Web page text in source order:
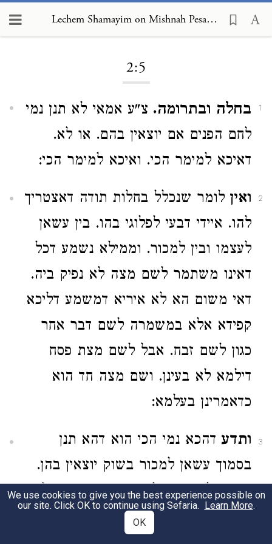
Lechem Shamayim on Mishnah Pesachim 2:5
2:5
1 בחלה ובתרומה. צ"ע אמאי לא תנן נמי
לחם הפנים אם יוצאין בהם. או לא.
דאיכא למימר הכי. ואיכא למימר הכי:
2 ואין לומר שנכלל בחלות תודה דאצטריך
להו. איידי דבעי לפלוגי בהו. בין עשאן
לעצמו ובין למכור. וממילא נשמע דכל
דאינו משתמר לשם מצה לא נפיק ביה.
דאי משום הא לא איריא דמשמע דליכא
קפידא אלא במשמרה לשם דבר אחר
כגון לשם זבח. אבל לשם מצת פסח
דילמא לא בעינן. ושם מצה חד הוא
כדאמרינן בעלמא:
3 ותדע דהכא נמי הכי הוא דהא תנן
בסמוך עשאן למכור בשוק יוצאין בהן.
אע"ג דלא נעשו לשם מצה דפסח. אלא
למוכררן לתודה ונזיר:
We use cookies to give you the best experience possible on
our site. Click OK to continue using Sefaria. Learn More.
OK